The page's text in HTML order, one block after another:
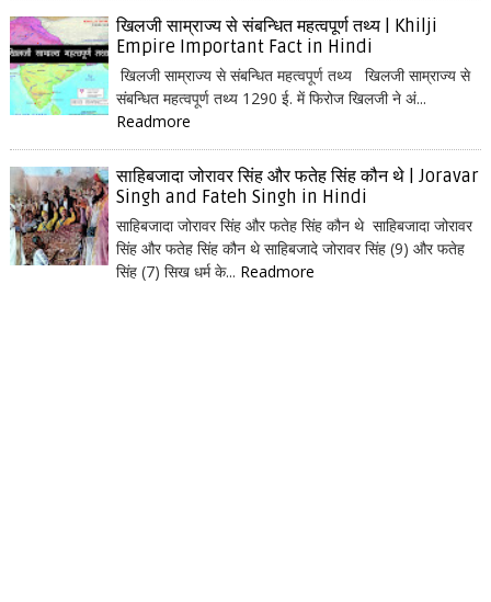
खिलजी साम्राज्य से संबन्धित महत्वपूर्ण तथ्य | Khilji
Empire Important Fact in Hindi
खिलजी साम्राज्य से संबन्धित महत्वपूर्ण तथ्य खिलजी साम्राज्य से
संबन्धित महत्वपूर्ण तथ्य 1290 ई. में फिरोज खिलजी ने अं...
Readmore
साहिबजादा जोरावर सिंह और फतेह सिंह कौन थे | Joravar
Singh and Fateh Singh in Hindi
साहिबजादा जोरावर सिंह और फतेह सिंह कौन थे साहिबजादा जोरावर
सिंह और फतेह सिंह कौन थे साहिबजादे जोरावर सिंह (9) और फतेह
सिंह (7) सिख धर्म के... Readmore